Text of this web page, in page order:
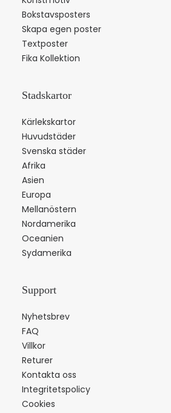
Bokstavsposters
Skapa egen poster
Textposter
Fika Kollektion
Stadskartor
Kärlekskartor
Huvudstäder
Svenska städer
Afrika
Asien
Europa
Mellanöstern
Nordamerika
Oceanien
Sydamerika
Support
Nyhetsbrev
FAQ
Villkor
Returer
Kontakta oss
Integritetspolicy
Cookies